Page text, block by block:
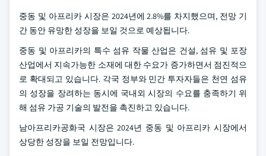
중동 및 아프리카 시장은 2024년에 2.8%를 차지했으며, 전망 기
간 동안 유망한 성장을 보일 것으로 예상됩니다.
중동 및 아프리카의 특수 섬유 작물 산업은 건설, 섬유 및 포장
산업에서 지속가능한 소재에 대한 수요가 증가하면서 점진적으
로 확대되고 있습니다. 각국 정부와 민간 투자자들은 천연 섬유
의 성장을 장려하는 동시에 국내외 시장의 수요를 충족하기 위
해 섬유 가공 기술의 발전을 촉진하고 있습니다.
남아프리카공화국 시장은 2024년 중동 및 아프리카 시장에서
상당한 성장을 보일 전망입니다.